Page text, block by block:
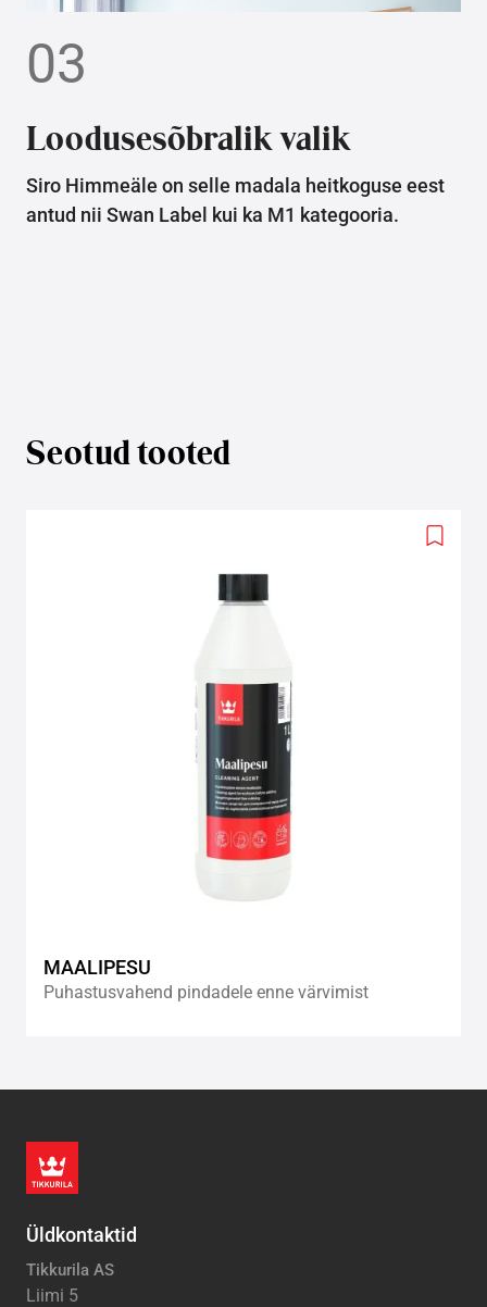
03
Loodusesõbralik valik
Siro Himmeäle on selle madala heitkoguse eest
antud nii Swan Label kui ka M1 kategooria.
Seotud tooted
Add
MAALIPESU
Puhastusvahend pindadele enne värvimist
Üldkontaktid
Tikkurila AS
Liimi 5